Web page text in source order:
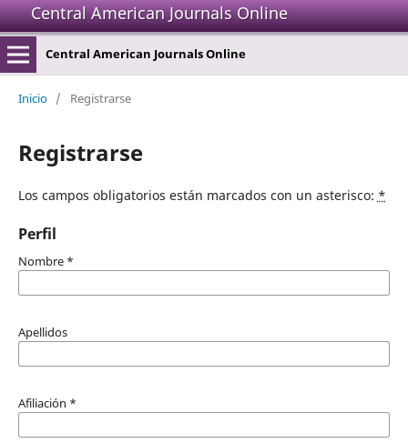
Central American Journals Online
Central American Journals Online
Inicio / Registrarse
Registrarse
Los campos obligatorios están marcados con un asterisco: *
Perfil
Nombre *
Apellidos
Afiliación *